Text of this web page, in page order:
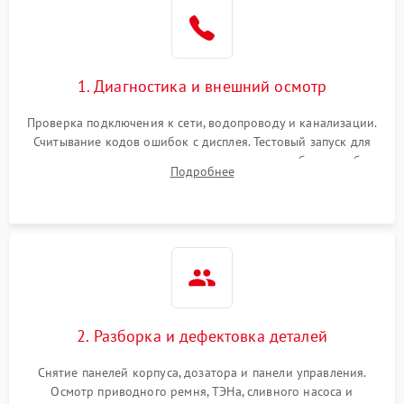
1. Диагностика и внешний осмотр
Проверка подключения к сети, водопроводу и канализации.
Считывание кодов ошибок с дисплея. Тестовый запуск для
выявления посторонних шумов, протечек или сбоев в работе
электронного модуля управления.
Подробнее
2. Разборка и дефектовка деталей
Снятие панелей корпуса, дозатора и панели управления.
Осмотр приводного ремня, ТЭНа, сливного насоса и